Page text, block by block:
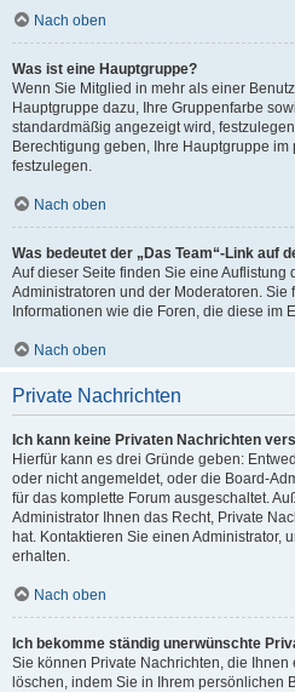
Nach oben
Was ist eine Hauptgruppe?
Wenn Sie Mitglied in mehr als einer
Hauptgruppe dazu, Ihre Gruppenfarbe
standardmäßig angezeigt wird,
Berechtigung geben, Ihre Hauptgruppe
festzulegen.
Nach oben
Was bedeutet der „Das Team“-Link auf
Auf dieser Seite finden Sie eine
Administratoren und der Moderatoren. Sie
Informationen wie die Foren, die diese im
Nach oben
Private Nachrichten
Ich kann keine Privaten Nachrichten
Hierfür kann es drei Gründe geben:
oder nicht angemeldet, oder die Board-
für das komplette Forum ausgeschaltet.
Administrator Ihnen das Recht, Private
hat. Kontaktieren Sie einen Administrator,
erhalten.
Nach oben
Ich bekomme ständig unerwünschte
Sie können Private Nachrichten, die
löschen, indem Sie in Ihrem persönlichen